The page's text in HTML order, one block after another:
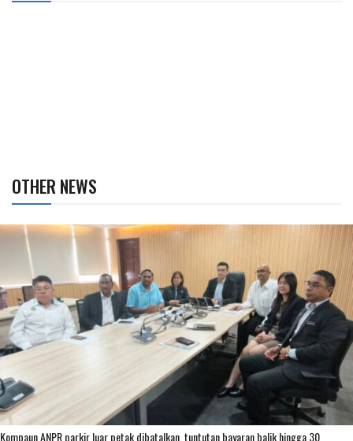
OTHER NEWS
Kompaun ANPR parkir luar petak dibatalkan, tuntutan bayaran balik hingga 30